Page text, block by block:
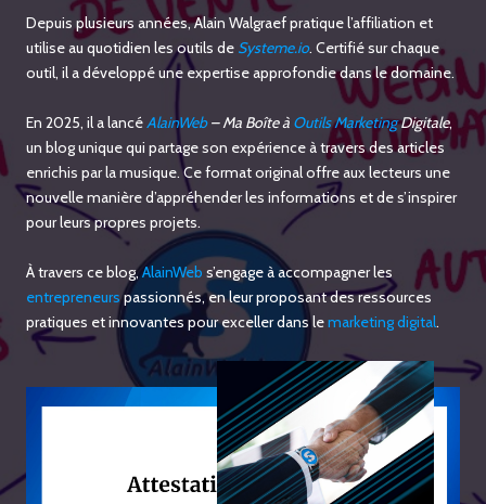
Depuis plusieurs années, Alain Walgraef pratique l’affiliation et
utilise au quotidien les outils de Systeme.io. Certifié sur chaque
outil, il a développé une expertise approfondie dans le domaine.
En 2025, il a lancéAlainWeb– Ma Boîte à Outils MarketingDigitale,
un blog unique qui partage son expérience à travers des articles
enrichis par la musique. Ce format original offre aux lecteurs une
nouvelle manière d’appréhender les informations et de s’inspirer
pour leurs propres projets.
À travers ce blog,AlainWeb s’engage à accompagner les
entrepreneurspassionnés, en leur proposant des ressources
pratiques et innovantes pour exceller dans lemarketing digital.